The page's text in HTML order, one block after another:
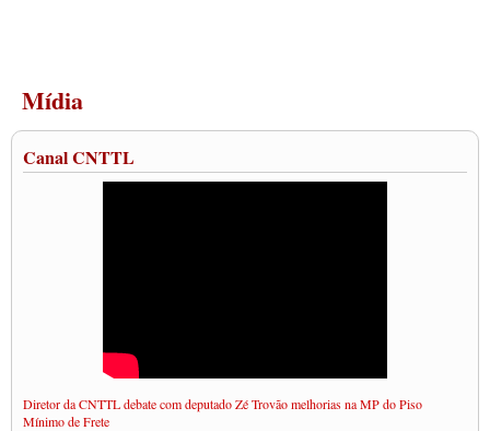
Mídia
Canal CNTTL
Diretor da CNTTL debate com deputado Zé Trovão melhorias na MP do Piso
Mínimo de Frete